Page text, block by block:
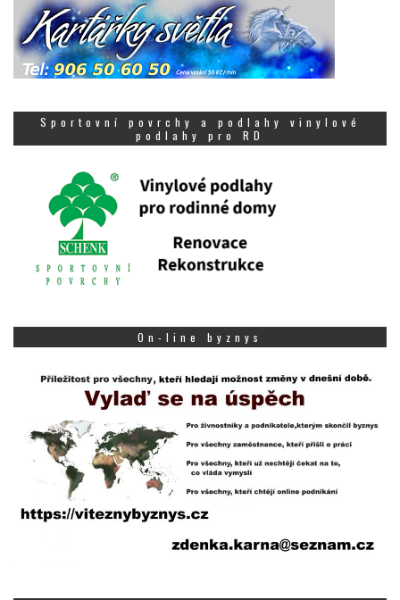
Sportovní povrchy a podlahy vinylové
podlahy pro RD
On-line byznys